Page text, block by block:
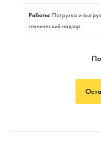
Работы: Погрузка и
технический надзор.